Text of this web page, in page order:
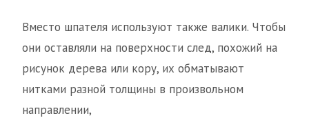
Вместо шпателя используют также валики. Чтобы
они оставляли на поверхности след, похожий на
рисунок дерева или кору, их обматывают
нитками разной толщины в произвольном
направлении,